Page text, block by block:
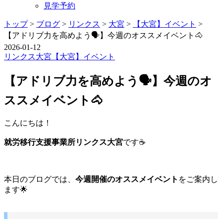
見学予約
トップ> ブログ > リンクス > 大宮 > 【大宮】イベント >
【アドリブ力を高めよう🗣️】今週のオススメイベント🐴
2026-01-12
リンクス大宮 【大宮】イベント
【アドリブ力を高めよう🗣️】今週のオ
ススメイベント🐴
こんにちは！
就労移行支援事業所リンクス大宮です☕
本日のブログでは、 今週開催のオススメイベント をご案内し
ます🌟